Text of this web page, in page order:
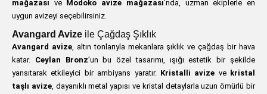
mağazası ve Modoko avize mağazası’nda, uzman ekiplerle en
uygun avizeyi seçebilirsiniz.
Avangard Avize ile Çağdaş Şıklık
Avangard avize, altın tonlarıyla mekanlara şıklık ve çağdaş bir hava
katar. Ceylan Bronz’un bu özel tasarımı, ışığı estetik bir şekilde
yansıtarak etkileyici bir ambiyans yaratır. Kristalli avize ve kristal
taşlı avize, dayanıklı metal yapısı ve kristal detaylarla uzun ömürlü bir